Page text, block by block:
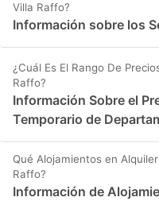
Villa Raffo?
Información sobre los
¿Cuál Es El Rango De
Raffo?
Información Sobre el
Temporario de
Qué Alojamientos en
Raffo?
Información de